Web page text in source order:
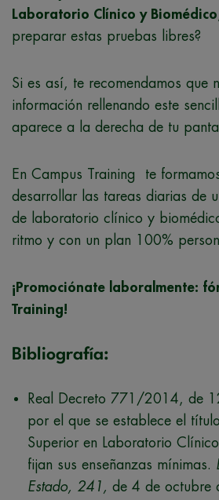
Laboratorio Clínico y Biomédico
preparar estas pruebas libres?
Si es así, te recomendamos que
información rellenando este
aparece a la derecha de tu
En Campus Training te
desarrollar las tareas diarias de
de laboratorio clínico y
ritmo y con un plan 100%
¡Promociónate laboralmente:
Training!
Bibliografía:
Real Decreto 771/2014, de
por el que se establece el
Superior en Laboratorio
fijan sus enseñanzas mínimas.
Estado, 241, de 4 de octubre